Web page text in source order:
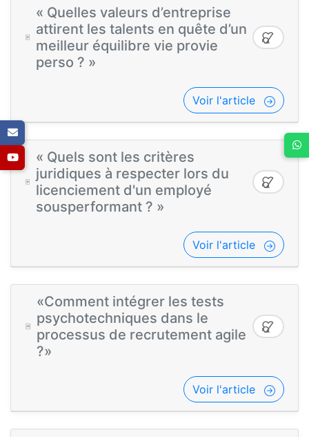
« Quelles valeurs d’entreprise
attirent les talents en quête d’un
meilleur équilibre vie provie
perso ? »
Voir l'article
« Quels sont les critères
juridiques à respecter lors du
licenciement d'un employé
sousperformant ? »
Voir l'article
«Comment intégrer les tests
psychotechniques dans le
processus de recrutement agile
?»
Voir l'article